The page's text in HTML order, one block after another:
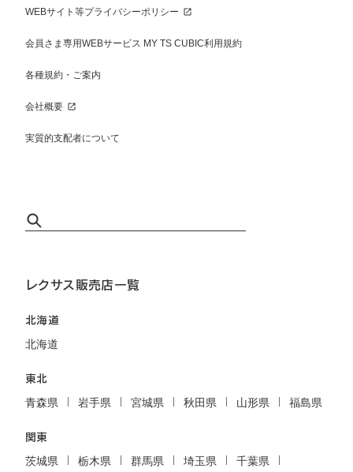
WEBサイト等プライバシーポリシー
会員さま専用WEBサービス MY TS CUBIC利用規約
各種規約・ご案内
会社概要
実質的支配者について
レクサス販売店一覧
北海道
北海道
東北
青森県 岩手県 宮城県 秋田県 山形県 福島県
関東
茨城県 栃木県 群馬県 埼玉県
千葉県